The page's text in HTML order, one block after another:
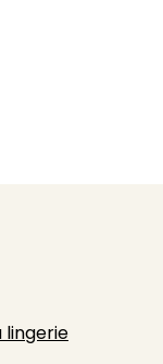
lingerie